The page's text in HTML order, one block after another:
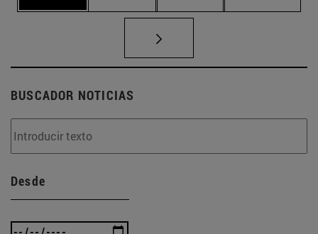
BUSCADOR NOTICIAS
Desde